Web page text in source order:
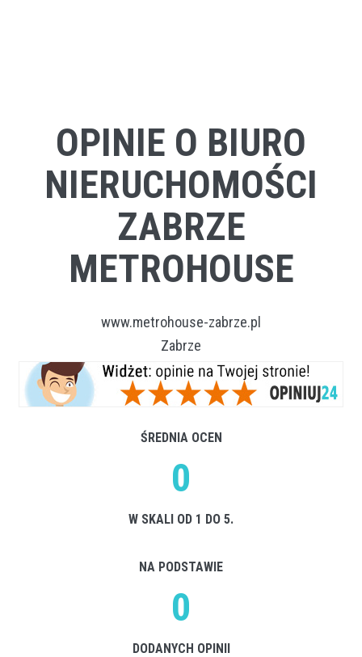
OPINIE O BIURO
NIERUCHOMOŚCI
ZABRZE
METROHOUSE
www.metrohouse-zabrze.pl
Zabrze
ŚREDNIA OCEN
0
W SKALI OD 1 DO 5.
NA PODSTAWIE
0
DODANYCH OPINII